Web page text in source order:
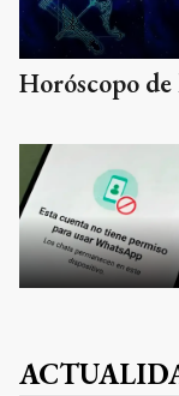
Horóscopo de